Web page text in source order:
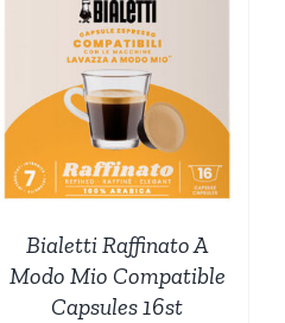
Bialetti Raffinato A
Modo Mio Compatible
Capsules 16st